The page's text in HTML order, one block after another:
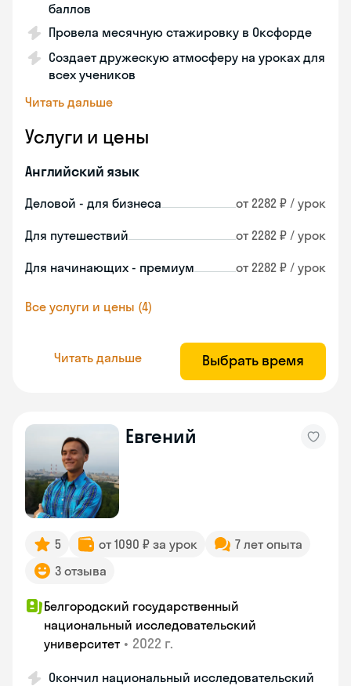
баллов
Провела месячную стажировку в Оксфорде
Создает дружескую атмосферу на уроках для
всех учеников
Читать дальше
Услуги и цены
Английский язык
Деловой - для бизнеса от 2282 ₽ / урок
Для путешествий от 2282 ₽ / урок
Для начинающих - премиум от 2282 ₽ / урок
Все услуги и цены (4)
Читать дальше Выбрать время
Евгений
5 от 1090 ₽ за урок
7 лет опыта
3 отзыва
Белгородский государственный
национальный исследовательский
университет • 2022 г.
Окончил национальный исследовательский